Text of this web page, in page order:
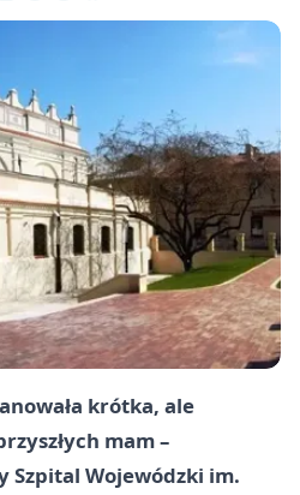
krótka, ale
mam –
Szpital Wojewódzki im.